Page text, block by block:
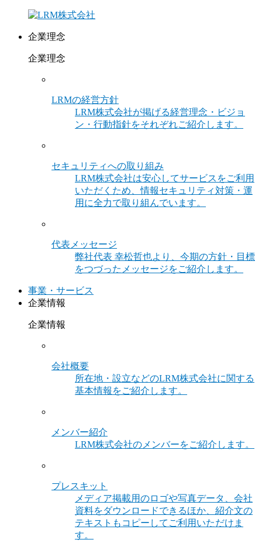
企業理念
企業理念
LRMの経営方針
LRM株式会社が掲げる経営理念・ビジョ
ン・行動指針をそれぞれご紹介します。
セキュリティへの取り組み
LRM株式会社は安心してサービスをご利用
いただくため、情報セキュリティ対策・運
用に全力で取り組んでいます。
代表メッセージ
弊社代表 幸松哲也より、今期の方針・目標
をつづったメッセージをご紹介します。
事業・サービス
企業情報
企業情報
会社概要
所在地・設立などのLRM株式会社に関する
基本情報をご紹介します。
メンバー紹介
LRM株式会社のメンバーをご紹介します。
プレスキット
メディア掲載用のロゴや写真データ、会社
資料をダウンロードできるほか、紹介文の
テキストもコピーしてご利用いただけま
す。